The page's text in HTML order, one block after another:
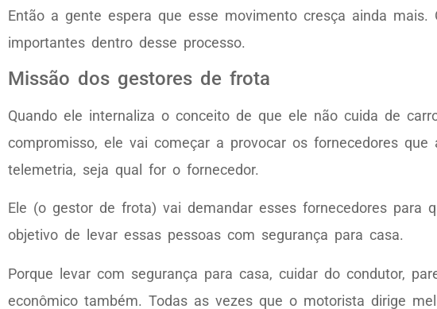
Então a gente espera que esse movimento cresça ainda
importantes dentro desse processo.
Missão dos gestores de frota
Quando ele internaliza o conceito de que ele não cuida de
compromisso, ele vai começar a provocar os fornecedores
telemetria, seja qual for o fornecedor.
Ele (o gestor de frota) vai demandar esses fornecedores para
objetivo de levar essas pessoas com segurança para casa.
Porque levar com segurança para casa, cuidar do condutor,
econômico também. Todas as vezes que o motorista dirige